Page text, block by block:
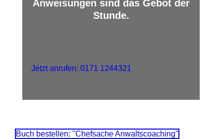
Anweisungen sind das Gebot der
Stunde.
Jetzt anrufen: 0171 1244321
Buch bestellen: "Chefsache Anwaltscoaching"